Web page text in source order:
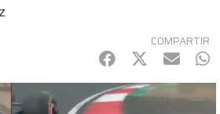
COMPARTIR
Facebook
Twitter
mail